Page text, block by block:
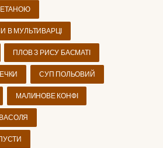
В МУЛЬТИВАРЦІ
ПЛОВ З РИСУ БАСМАТІ
СУП ПОЛЬОВИЙ
МАЛИНОВЕ КОНФІ